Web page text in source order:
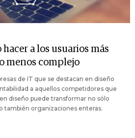
a los usuarios más
menos complejo
de IT que se destacan en diseño
a aquellos competidores que
diseño puede transformar no sólo
también organizaciones enteras.